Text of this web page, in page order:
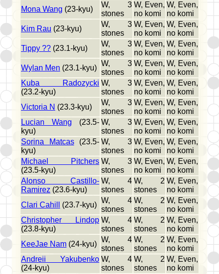
Mona Wang (23-kyu)
W, 3
stones
W, Even,
no komi
W, Even,
no komi
Kim Rau (23-kyu)
W, 3
stones
W, Even,
no komi
W, Even,
no komi
Tippy ?? (23.1-kyu)
W, 3
stones
W, Even,
no komi
W, Even,
no komi
Wylan Men (23.1-kyu)
W, 3
stones
W, Even,
no komi
W, Even,
no komi
Kuba Radozycki
(23.2-kyu)
W, 3
stones
W, Even,
no komi
W, Even,
no komi
Victoria N (23.3-kyu)
W, 3
stones
W, Even,
no komi
W, Even,
no komi
Lucian Wang (23.5-
kyu)
W, 3
stones
W, Even,
no komi
W, Even,
no komi
Sorina Matcas(23.5-
kyu)
W, 3
stones
W, Even,
no komi
W, Even,
no komi
Michael Pitchers
(23.5-kyu)
W, 3
stones
W, Even,
no komi
W, Even,
no komi
Alonso Castillo-
Ramirez (23.6-kyu)
W, 4
stones
W, 2
stones
W, Even,
no komi
Clari Cahill
(23.7-kyu)
W, 4
stones
W, 2
stones
W, Even,
no komi
Christopher Lindop
(23.8-kyu)
W, 4
stones
W, 2
stones
W, Even,
no komi
KeeJae Nam (24-kyu)
W, 4
stones
W, 2
stones
W, Even,
no komi
Andreii Yakubenko
(24-kyu)
W, 4
stones
W, 2
stones
W, Even,
no komi